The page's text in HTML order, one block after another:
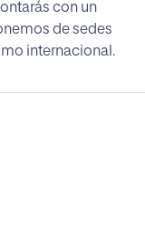
con un
de sedes
internacional.